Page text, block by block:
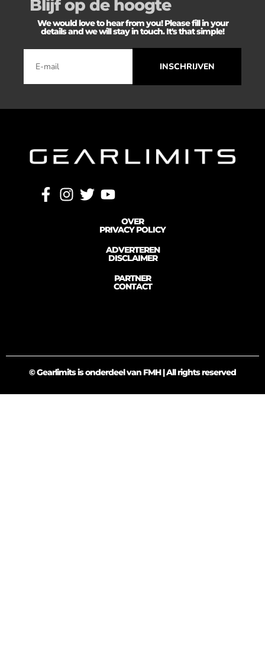
Blijf op de hoogte
We would love to hear from you! Please fill in your
details and we will stay in touch. It's that simple!
INSCHRIJVEN
OVER
PRIVACY POLICY
ADVERTEREN
DISCLAIMER
PARTNER
CONTACT
© Gearlimits is onderdeel van FMH | All rights reserved